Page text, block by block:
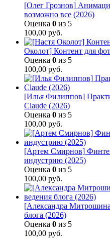
[Олег Грознов]
возможно все (2026)
Оценка 0 из 5
100,00 руб.
Околот] Контент для
Оценка 0 из 5
100,00 руб.
[Илья Филиппов]
Claude (2026)
Оценка 0 из 5
100,00 руб.
[Артем Смирнов]
индустрию (2025)
Оценка 0 из 5
100,00 руб.
[Александра
блога (2026)
Оценка 0 из 5
100,00 руб.